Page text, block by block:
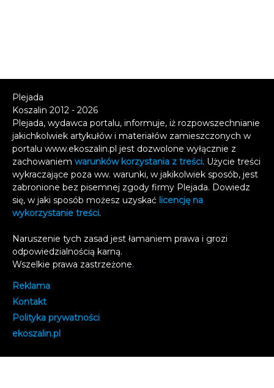
Plejada
Koszalin 2012 - 2026
Plejada, wydawca portalu, informuje, iż rozpowszechnianie
jakichkolwiek artykułów i materiałów zamieszczonych w
portalu www.ekoszalin.pl jest dozwolone wyłącznie z
zachowaniem warunków korzystania z treści. Użycie treści
wykraczające poza ww. warunki, w jakikolwiek sposób, jest
zabronione bez pisemnej zgody firmy Plejada. Dowiedz
się, w jaki sposób możesz uzyskać licencję na
wykorzystanie treści.
Naruszenie tych zasad jest łamaniem prawa i grozi
odpowiedzialnością karną.
Wszelkie prawa zastrzeżone.
Reklama
Kontakt
Polityka prywatności
ekoszalin.pl